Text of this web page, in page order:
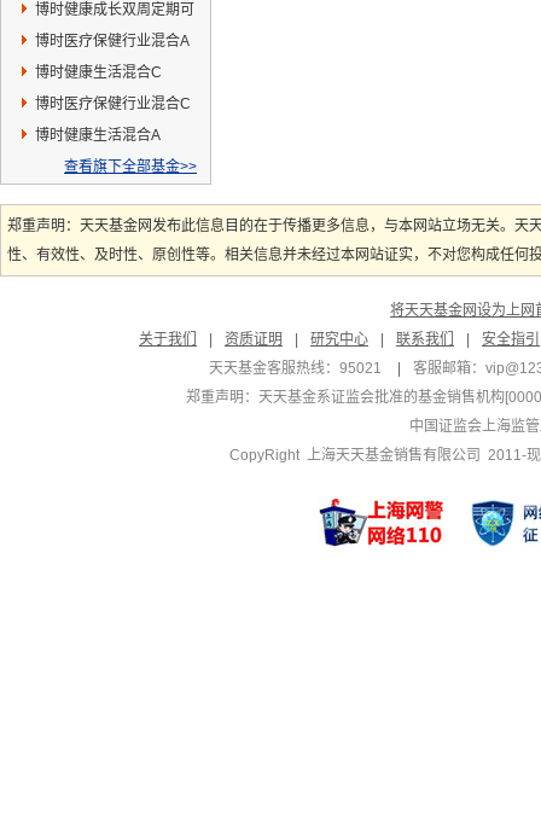
赎回混合A
博时健康成长双周定期可
赎回混合C
博时医疗保健行业混合A
博时健康生活混合C
博时医疗保健行业混合C
博时健康生活混合A
查看旗下全部基金>>
郑重声明：天天基金网发布此信息目的在于传播更多信息，与本网站立场无关。
性、有效性、及时性、原创性等。相关信息并未经过本网站证实，不对您构成任
将天天基金网设为上网
关于我们
资质证明 研究中心 联系我们
安全指引
天天基金客服热线：95021
客服邮箱：
郑重声明： 天天基金系证监会批准的基金销售机构
中国证监会上海监
CopyRight 上海天天基金销售有限公司 2011-